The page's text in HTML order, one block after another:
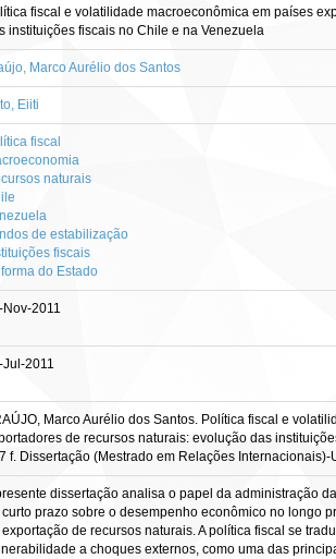
fiscal e volatilidade macroeconômica em países
instituições fiscais no Chile e na Venezuela
Marco Aurélio dos Santos
Eiiti
fiscal
naturais
de estabilização
fiscais
do Estado
Nov-2011
Jul-2011
Marco Aurélio dos Santos. Política fiscal e
de recursos naturais: evolução das
f. Dissertação (Mestrado em Relações
dissertação analisa o papel da administração
prazo sobre o desempenho econômico no longo
de recursos naturais. A política fiscal se
a choques externos, como uma das